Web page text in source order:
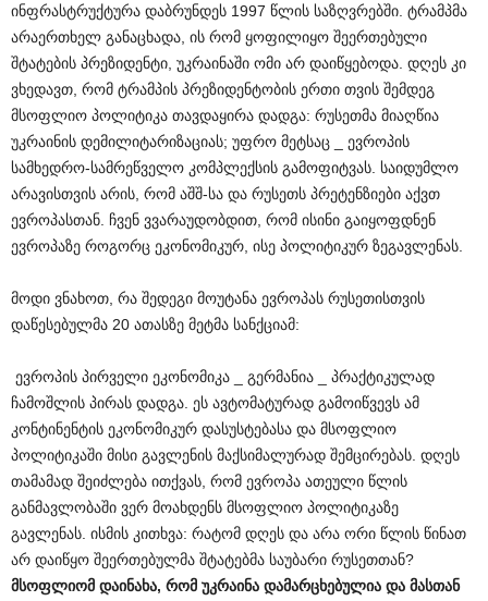
ინფრასტრუქტურა დაბრუნდეს 1997 წლის საზღვრებში. ტრამპმა
არაერთხელ განაცხადა, ის რომ ყოფილიყო შეერთებული
შტატების პრეზიდენტი, უკრაინაში ომი არ დაიწყებოდა. დღეს კი
ვხედავთ, რომ ტრამპის პრეზიდენტობის ერთი თვის შემდეგ
მსოფლიო პოლიტიკა თავდაყირა დადგა: რუსეთმა მიაღწია
უკრაინის დემილიტარიზაციას; უფრო მეტსაც _ ევროპის
სამხედრო-სამრეწველო კომპლექსის გამოფიტვას. საიდუმლო
არავისთვის არის, რომ აშშ-სა და რუსეთს პრეტენზიები აქვთ
ევროპასთან. ჩვენ ვვარაუდობდით, რომ ისინი გაიყოფდნენ
ევროპაზე როგორც ეკონომიკურ, ისე პოლიტიკურ ზეგავლენას.
მოდი ვნახოთ, რა შედეგი მოუტანა ევროპას რუსეთისთვის
დაწესებულმა 20 ათასზე მეტმა სანქციამ:
ევროპის პირველი ეკონომიკა _ გერმანია _ პრაქტიკულად
ჩამოშლის პირას დადგა. ეს ავტომატურად გამოიწვევს ამ
კონტინენტის ეკონომიკურ დასუსტებასა და მსოფლიო
პოლიტიკაში მისი გავლენის მაქსიმალურად შემცირებას. დღეს
თამამად შეიძლება ითქვას, რომ ევროპა ათეული წლის
განმავლობაში ვერ მოახდენს მსოფლიო პოლიტიკაზე
გავლენას. ისმის კითხვა: რატომ დღეს და არა ორი წლის წინათ
არ დაიწყო შეერთებულმა შტატებმა საუბარი რუსეთთან?
მსოფლიომ დაინახა, რომ უკრაინა დამარცხებულია და მასთან